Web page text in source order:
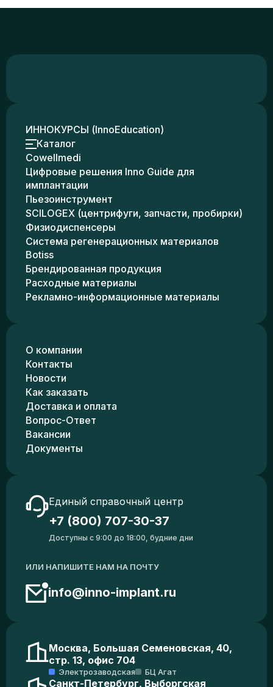
ИННОКУРСЫ (InnoEducation)
Каталог
Cowellmedi
Цифровые решения Inno Guide для
имплантации
Пьезоинструмент
SCILOGEX (центрифуги, запчасти, пробирки)
Физиодиспенсеры
Система регенерационных материалов
Botiss
Брендированная продукция
Расходные материалы
Рекламно-информационные материалы
О компании
Контакты
Новости
Как заказать
Доставка и оплата
Вопрос-Ответ
Вакансии
Документы
Единый справочный центр
+7 (800) 707-30-37
Доступны с 9:00 до 18:00, будние дни
ИЛИ НАПИШИТЕ НАМ НА ПОЧТУ
info@inno-implant.ru
Москва, Большая Семеновская, 40,
стр. 13, офис 704
Электрозаводская БЦ Агат
Санкт-Петербург, Выборгская